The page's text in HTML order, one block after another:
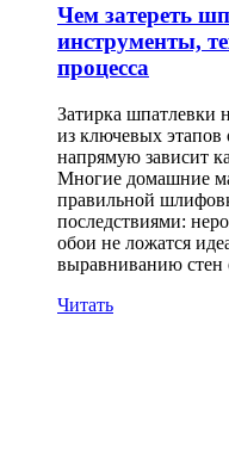
Чем затереть
инструменты,
процесса
Затирка шпатлевки
из ключевых этапов
напрямую зависит
Многие домашние
правильной
последствиями:
обои не ложатся
выравниванию стен
Читать